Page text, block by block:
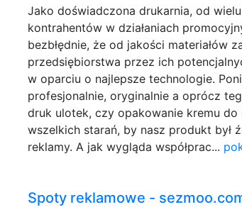
Jako doświadczona drukarnia, od
kontrahentów w działaniach
bezbłędnie, że od jakości materiałów
przedsiębiorstwa przez ich
w oparciu o najlepsze technologie.
profesjonalnie, oryginalnie a oprócz
druk ulotek, czy opakowanie kremu do
wszelkich starań, by nasz produkt był
reklamy. A jak wygląda współprac...
Spoty reklamowe -